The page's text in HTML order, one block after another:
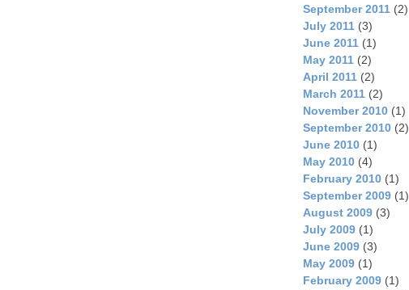
September 2011 (2)
July 2011 (3)
June 2011 (1)
May 2011 (2)
April 2011 (2)
March 2011 (2)
November 2010 (1)
September 2010 (2)
June 2010 (1)
May 2010 (4)
February 2010 (1)
September 2009 (1)
August 2009 (3)
July 2009 (1)
June 2009 (3)
May 2009 (1)
February 2009 (1)